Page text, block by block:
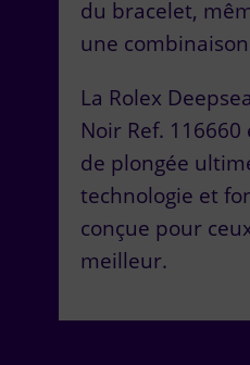
du bracelet,
une
La Rolex
Noir Ref.
de plongée
technologie et
conçue pour
meilleur.